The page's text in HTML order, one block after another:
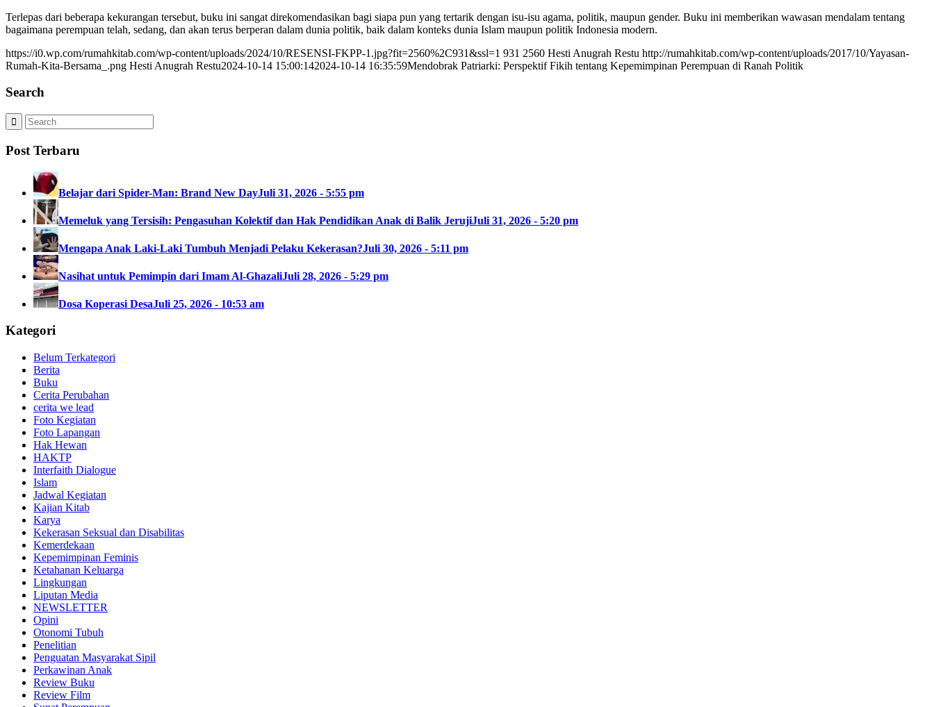
Terlepas dari beberapa kekurangan tersebut, buku ini sangat direkomendasikan bagi siapa pun yang tertarik dengan isu-isu agama, politik, maupun gender. Buku ini memberikan wawasan mendalam tentang
bagaimana perempuan telah, sedang, dan akan terus berperan dalam dunia politik, baik dalam konteks dunia Islam maupun politik Indonesia modern.
https://i0.wp.com/rumahkitab.com/wp-content/uploads/2024/10/RESENSI-FKPP-1.jpg?fit=2560%2C931&ssl=1 931 2560 Hesti Anugrah Restu http://rumahkitab.com/wp-content/uploads/2017/10/Yayasan-
Rumah-Kita-Bersama_.png Hesti Anugrah Restu2024-10-14 15:00:142024-10-14 16:35:59Mendobrak Patriarki: Perspektif Fikih tentang Kepemimpinan Perempuan di Ranah Politik
Search
Post Terbaru
Belajar dari Spider-Man: Brand New DayJuli 31, 2026 - 5:55 pm
Memeluk yang Tersisih: Pengasuhan Kolektif dan Hak Pendidikan Anak di Balik JerujiJuli 31, 2026 - 5:20 pm
Mengapa Anak Laki-Laki Tumbuh Menjadi Pelaku Kekerasan?Juli 30, 2026 - 5:11 pm
Nasihat untuk Pemimpin dari Imam Al-GhazaliJuli 28, 2026 - 5:29 pm
Dosa Koperasi DesaJuli 25, 2026 - 10:53 am
Kategori
Belum Terkategori
Berita
Buku
Cerita Perubahan
cerita we lead
Foto Kegiatan
Foto Lapangan
Hak Hewan
HAKTP
Interfaith Dialogue
Islam
Jadwal Kegiatan
Kajian Kitab
Karya
Kekerasan Seksual dan Disabilitas
Kemerdekaan
Kepemimpinan Feminis
Ketahanan Keluarga
Lingkungan
Liputan Media
NEWSLETTER
Opini
Otonomi Tubuh
Penelitian
Penguatan Masyarakat Sipil
Perkawinan Anak
Review Buku
Review Film